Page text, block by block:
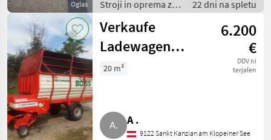
Oglas
Stroji in oprema za
žetev in spravilo /
Nakladalna
prikolica
22 dni na spletu
Verkaufe
Ladewagen
Pöttinger Boss
6.200
€
DDV ni
terjalen
20 m³
A .
9122 Sankt Kanzian am Klopeiner See